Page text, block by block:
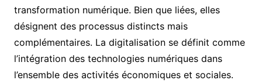
transformation numérique. Bien que liées, elles
désignent des processus distincts mais
complémentaires. La digitalisation se définit comme
l’intégration des technologies numériques dans
l’ensemble des activités économiques et sociales.